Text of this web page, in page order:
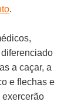
.
a caçar, a
e flechas e
exercerão